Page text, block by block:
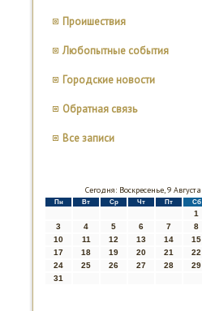
Проишествия
Любопытные события
Городские новости
Обратная связь
Все записи
Сегодня: Воскресенье, 9 Августа
Пн Вт Ср Чт Пт Сб
1
3
4 5 6 7 8
10
11 12 13 14 15
17
18 19 20 21 22
24
25 26 27 28 29
31